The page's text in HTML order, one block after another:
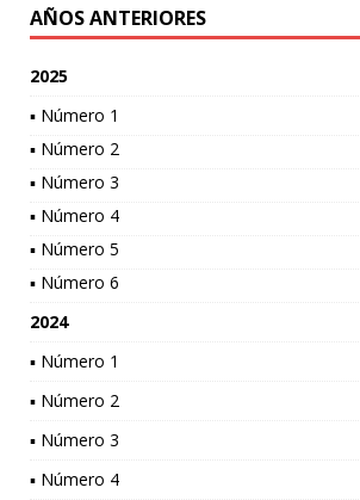
AÑOS ANTERIORES
2025
▪ Número 1
▪ Número 2
▪ Número 3
▪ Número 4
▪ Número 5
▪ Número 6
2024
▪ Número 1
▪ Número 2
▪ Número 3
▪ Número 4